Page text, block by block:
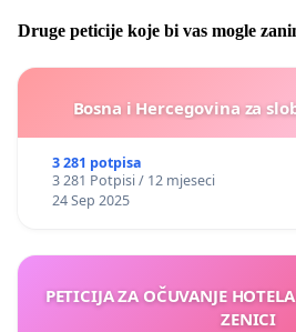
Druge peticije koje bi vas mogle
Bosna i Hercegovina za
3 281 potpisa
3 281 Potpisi / 12 mjeseci
24 Sep 2025
PETICIJA ZA OČUVANJE
ZENICI